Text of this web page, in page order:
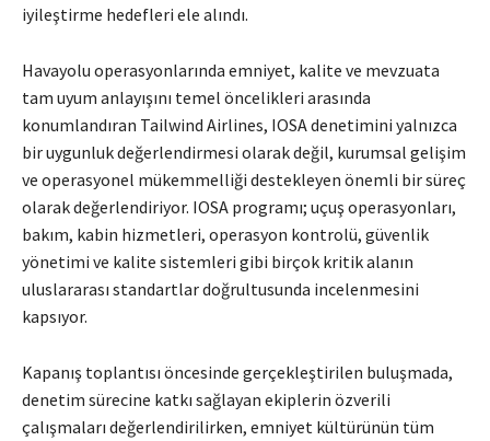
iyileştirme hedefleri ele alındı.
Havayolu operasyonlarında emniyet, kalite ve mevzuata
tam uyum anlayışını temel öncelikleri arasında
konumlandıran Tailwind Airlines, IOSA denetimini yalnızca
bir uygunluk değerlendirmesi olarak değil, kurumsal gelişim
ve operasyonel mükemmelliği destekleyen önemli bir süreç
olarak değerlendiriyor. IOSA programı; uçuş operasyonları,
bakım, kabin hizmetleri, operasyon kontrolü, güvenlik
yönetimi ve kalite sistemleri gibi birçok kritik alanın
uluslararası standartlar doğrultusunda incelenmesini
kapsıyor.
Kapanış toplantısı öncesinde gerçekleştirilen buluşmada,
denetim sürecine katkı sağlayan ekiplerin özverili
çalışmaları değerlendirilirken, emniyet kültürünün tüm